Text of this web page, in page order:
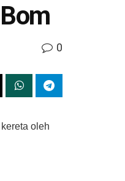
0
oleh